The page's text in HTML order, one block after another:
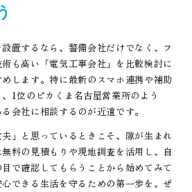
置するなら、警備会社だけでなく、フ
も高い「電気工事会社」を比較検討に
します。特に最新のスマホ連携や補助
1位のピカくま名古屋営業所のよう
会社に相談するのが近道です。
」と思っているときこそ、隙が生まれ
料の見積もりや現地調査を活用し、自
で確認してもらうことから始めてみて
できる生活を守るための第一歩を、ぜ